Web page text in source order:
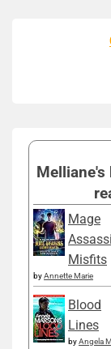
Mage
Misfits
byAnnette Marie
Blood
Lines
byAngela